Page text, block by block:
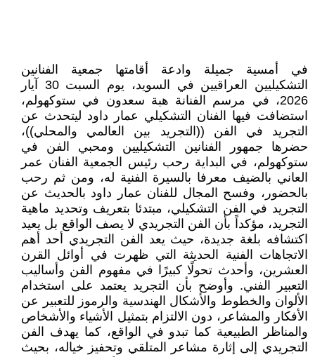
في أمسية جميلة وادعة أقامتها جمعية الفنانين
التشكيليين العراقيين في السويد، يوم السبت 30 آيار
2026، في مرسم الفنانة هبة سعدون في ستوكهولم،
استضافت فيها الفنان التشكيلي عمار داود ليتحدث عن
التجريد في الفن ((التجريد بين العالمي والمحلي))،
حضرها جمهور الفنانين التشكيليين ومحبي الفن في
ستوكهولم، في البداية رحب رئيس الجمعية الفنان عمر
العاني بالضيف معرفا بالسيرة الفنية له، ومن ثم رحب
بالحضور، وفسح المجال للفنان عمار داود بالحديث عن
التجريد في الفن التشكيلي، مبتدئا بتعريف وتحديد ماهية
التجريد، مؤكداً بأن الفن التجريدي لا يصف الواقع بل يعيد
اكتشافه بلغة جديدة، حيث يعد الفن التجريدي أحد أهم
الاتجاهات الفنية الحديثة التي ظهرت في أوائل القرن
العشرين، وأحدث تحولًا كبيرًا في مفهوم الفن وأساليب
التعبير الفني. وأوضح بأن التجريد يعتمد على استخدام
الألوان والخطوط والأشكال الهندسية والرموز للتعبير عن
الأفكار والمشاعر، دون الالتزام بتمثيل الأشياء والأشخاص
والمناظر الطبيعية كما تبدو في الواقع، كما يهدف الفن
التجريدي إلى إثارة مشاعر المتلقي وتحفيز خياله، بحيث